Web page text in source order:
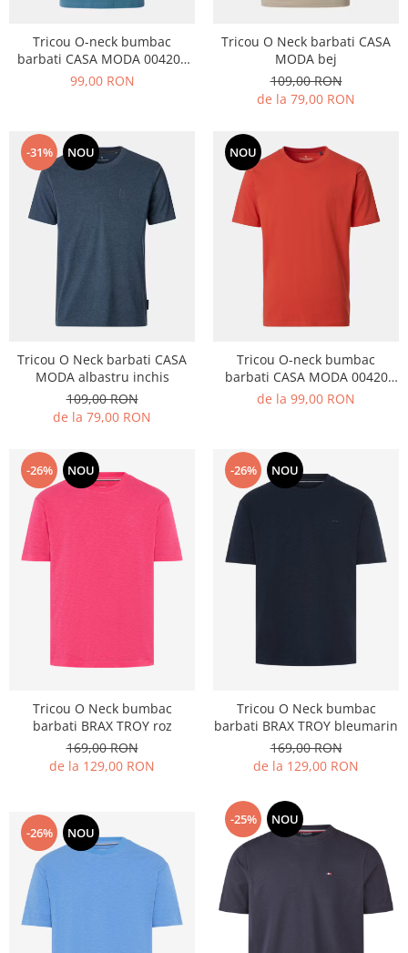
Tricou O-neck bumbac
barbati CASA MODA 004200
turcoaz
99,00 RON
Tricou O Neck barbati CASA
MODA bej
109,00 RON
de la 79,00 RON
-31% NOU
Tricou O Neck barbati CASA
MODA albastru inchis
109,00 RON
de la 79,00 RON
NOU
Tricou O-neck bumbac
barbati CASA MODA 00420
corai
de la 99,00 RON
-26% NOU
Tricou O Neck bumbac
barbati BRAX TROY roz
169,00 RON
de la 129,00 RON
-26% NOU
Tricou O Neck bumbac
barbati BRAX TROY bleumarin
169,00 RON
de la 129,00 RON
-26% NOU
-25% NOU